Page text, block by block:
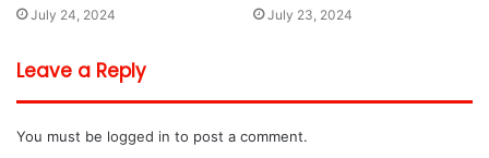
July 24, 2024 July 23, 2024
Leave a Reply
You must be logged in to post a comment.